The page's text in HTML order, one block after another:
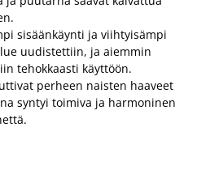
sisäänkäynti ja viihtyisämpi
uudistettiin, ja aiemmin
tehokkaasti käyttöön.
perheen naisten haaveet
syntyi toimiva ja harmoninen